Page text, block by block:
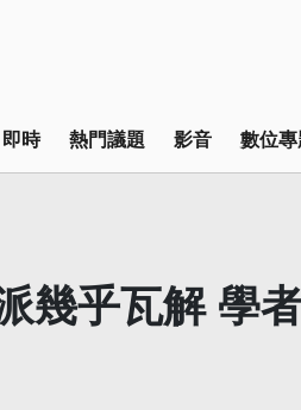
即時 熱門議題 影音 數位專
幾乎瓦解 學